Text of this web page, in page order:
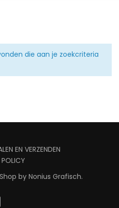
die aan je zoekcriteria
EN VERZENDEN
by Nonius Grafisch.